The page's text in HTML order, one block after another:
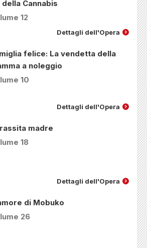
della Cannabis
12
Dettagli dell'Opera
felice: La vendetta della
a noleggio
10
Dettagli dell'Opera
madre
18
Dettagli dell'Opera
di Mobuko
26